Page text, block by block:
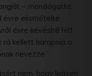
– mondogatta.
évre elismételte
évre kevésbé hitt
rá kellett harapnia a
nevezze.”
nem, hogy legyen